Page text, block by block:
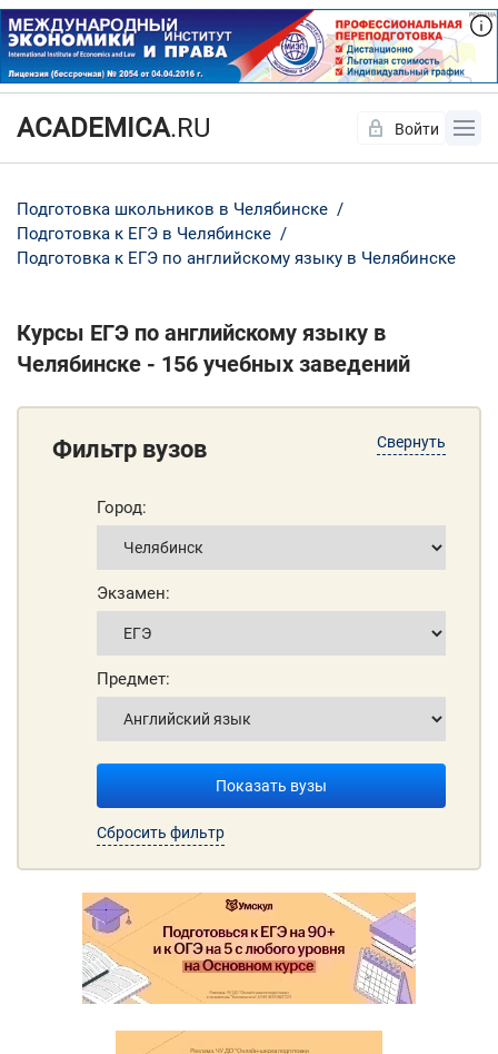
ACADEMICA.RU Войти
Подготовка школьников в Челябинске
Подготовка к ЕГЭ в Челябинске
Подготовка к ЕГЭ по английскому языку в Челябинске
Курсы ЕГЭ по английскому языку в
Челябинске - 156 учебных заведений
Свернуть
Фильтр вузов
Город:
Экзамен:
Предмет:
Показать вузы
Сбросить фильтр
Да Нет